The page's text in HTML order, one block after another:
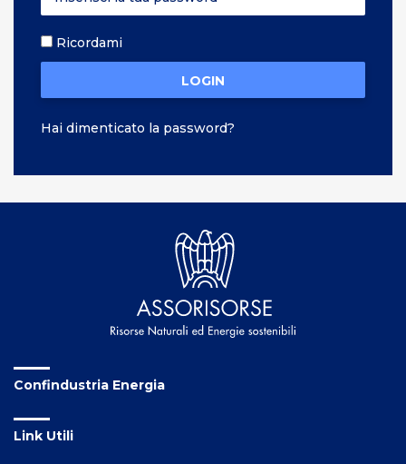
Ricordami
LOGIN
Hai dimenticato la password?
Confindustria Energia
Link Utili